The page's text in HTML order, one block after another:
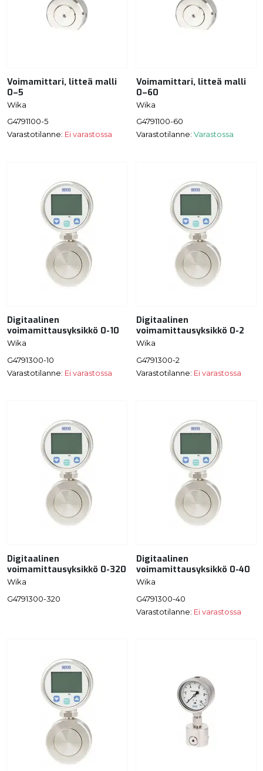
Voimamittari, litteä malli
0–5
Wika
G4791100-5
Varastotilanne: Ei varastossa
Voimamittari, litteä malli
0–60
Wika
G4791100-60
Varastotilanne: Varastossa
Digitaalinen
voimamittausyksikkö 0-10
Wika
G4791300-10
Varastotilanne: Ei varastossa
Digitaalinen
voimamittausyksikkö 0-2
Wika
G4791300-2
Varastotilanne: Ei varastossa
Digitaalinen
voimamittausyksikkö 0-320
Wika
G4791300-320
Digitaalinen
voimamittausyksikkö 0-40
Wika
G4791300-40
Varastotilanne: Ei varastossa